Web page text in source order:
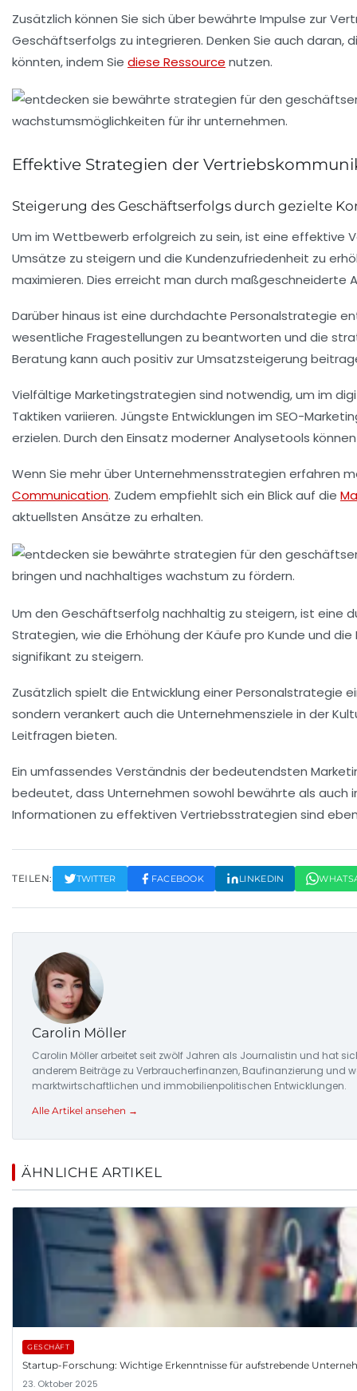
Zusätzlich können Sie sich über bewährte Impulse zur
Geschäftserfolgs zu integrieren. Denken Sie auch daran,
könnten, indem Sie diese Ressource nutzen.
Effektive Strategien der
Steigerung des Geschäftserfolgs durch gezielte
Um im Wettbewerb erfolgreich zu sein, ist eine effektive
Umsätze zu steigern und die Kundenzufriedenheit zu
maximieren. Dies erreicht man durch
Darüber hinaus ist eine durchdachte Personalstrategie
wesentliche Fragestellungen zu beantworten und die
Beratung kann auch positiv zur Umsatzsteigerung
Vielfältige Marketingstrategien sind notwendig, um im
Taktiken variieren. Jüngste Entwicklungen im SEO-
erzielen. Durch den Einsatz moderner Analysetools
Wenn Sie mehr überUnternehmensstrategien erfahren
Communication. Zudem empfiehlt sich ein Blick auf die
aktuellsten Ansätze zu erhalten.
Um den Geschäftserfolg nachhaltig zu steigern, ist eine
Strategien, wie die Erhöhung der Käufe pro Kunde und
signifikant zu steigern.
Zusätzlich spielt die Entwicklung einerPersonalstrategie
sondern verankert auch die Unternehmensziele in der
Leitfragen bieten.
Ein umfassendes Verständnis der bedeutendsten
bedeutet, dass Unternehmen sowohl bewährte als auch
Informationen zu effektiven Vertriebsstrategien sind
TEILEN: TWITTER FACEBOOK LINKEDIN
Carolin Möller
Carolin Möller arbeitet seit zwölf Jahren als Journalistin und hat
anderem Beiträge zu Verbraucherfinanzen, Baufinanzierung und
marktwirtschaftlichen und immobilienpolitischen Entwicklungen.
Alle Artikel ansehen →
ÄHNLICHE ARTIKEL
GESCHÄFT
Startup-Forschung: Wichtige Erkenntnisse für aufstrebende
23. Oktober 2025